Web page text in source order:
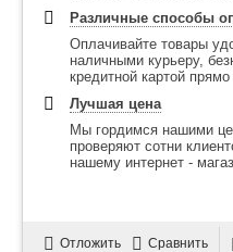
Различные способы
Оплачивайте товары
наличными курьеру,
кредитной картой
Лучшая цена
Мы гордимся нашими
проверяют сотни
нашему интернет -
Отложить Сравнить